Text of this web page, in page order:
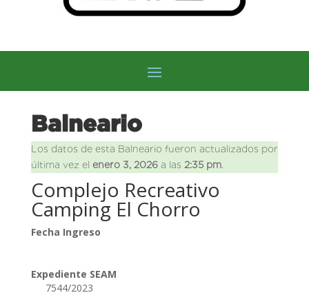
Balneario
Los datos de esta Balneario fueron actualizados por
última vez el enero 3, 2026a las 2:35 pm.
Complejo Recreativo
Camping El Chorro
Fecha Ingreso
Expediente SEAM
7544/2023